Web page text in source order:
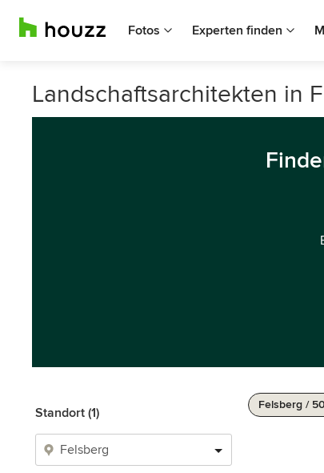
Fotos Experten finden
Landschaftsarchitekten in
Standort (1)
Felsberg /